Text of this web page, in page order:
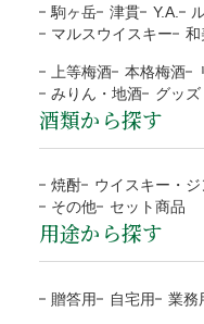
無料
目的やお
4種
当店オリジナル(汎
用)
なります。
応となります。
到着日に指定がない
なります。
お支払方法が前払「
の場合、ご入金確認
商品合計
9,999円(税込
10,000円(税込
NP後払い
ご注文確認後に最短発
ますので、発行から14
地域 都道府
北海道 北海道
東北
青森
山形、
関東/信越
茨城
千葉、
新潟、
静岡、
お客様のご負担はご
商品の返送にご協力
た場合、対応をお断
運送会社の破損
お客様にご連絡いたし
していた場合、その旨
お客様のご負担はご
駒ヶ岳 津貫 Y.A.
マルスウイスキー
和
上等梅酒 本格梅酒
みりん・地酒
グッズ
酒類から探す
焼酎 ウイスキー・ジ
その他
セット商品
用途から探す
贈答用 自宅用 業務